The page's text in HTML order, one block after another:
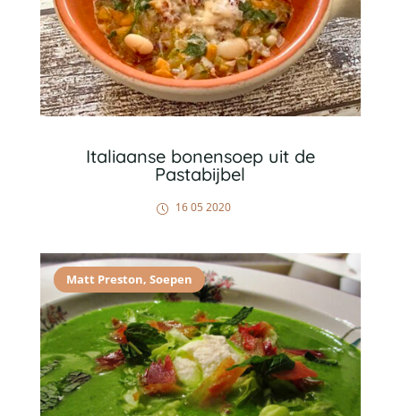
Italiaanse bonensoep uit de
Pastabijbel
16 05 2020
Matt Preston, Soepen